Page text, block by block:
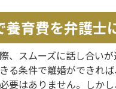
養育費を弁護士
、スムーズに話し合い
る条件で離婚ができれ
要はありません。しか